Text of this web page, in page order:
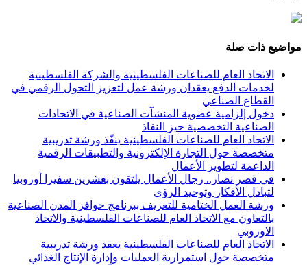
مواضيع ذات صلة
الاتحاد العام للصناعات الفلسطينية والشركة الفلسطينية
لخدمات الدفع يعقدان ورشة عمل لتعزيز التحول الرقمي في
القطاع الصناعي
دخول إلزامية عضوية المنشآت الصناعية في الاتحادات
الصناعية التخصصية حيز النفاذ
الاتحاد العام للصناعات الفلسطينية ينفّذ ورشة تدريبية
متخصصة حول التجارة الإلكترونية والتطبيقات الرقمية
الداعمة لتطوير الأعمال
في قصر نصار.. رجال الأعمال يلتقون بعشرين سفيرا أوروبيا
لتبادل الأفكار وتوحيد الرؤى
ورشة العمل الختامية للتعريف ببرنامج حوافز المدن الصناعية
بالتعاون مع الاتحاد العام للصناعات الفلسطينية والاتحاد
الاوروبي
الاتحاد العام للصناعات الفلسطينية يعقد ورشة تدريبية
متخصصة حول استمرارية العمليات وإدارة الإنتاج الغذائي